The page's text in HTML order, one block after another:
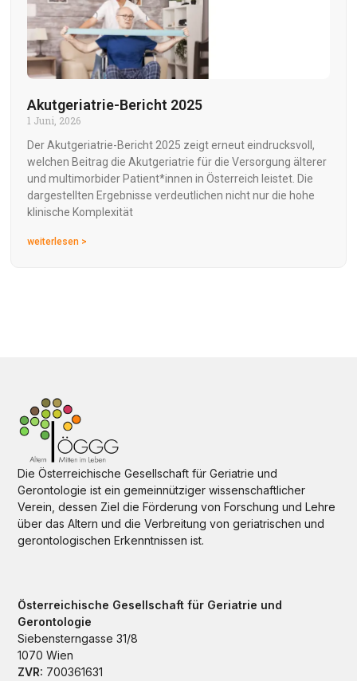
Akutgeriatrie-Bericht 2025
1 Juni, 2026
Der Akutgeriatrie-Bericht 2025 zeigt erneut eindrucksvoll,
welchen Beitrag die Akutgeriatrie für die Versorgung älterer
und multimorbider Patient*innen in Österreich leistet. Die
dargestellten Ergebnisse verdeutlichen nicht nur die hohe
klinische Komplexität
weiterlesen >
Die Österreichische Gesellschaft für Geriatrie und
Gerontologie ist ein gemeinnütziger wissenschaftlicher
Verein, dessen Ziel die Förderung von Forschung und Lehre
über das Altern und die Verbreitung von geriatrischen und
gerontologischen Erkenntnissen ist.
Österreichische Gesellschaft für Geriatrie und
Gerontologie
Siebensterngasse 31/8
1070 Wien
ZVR: 700361631